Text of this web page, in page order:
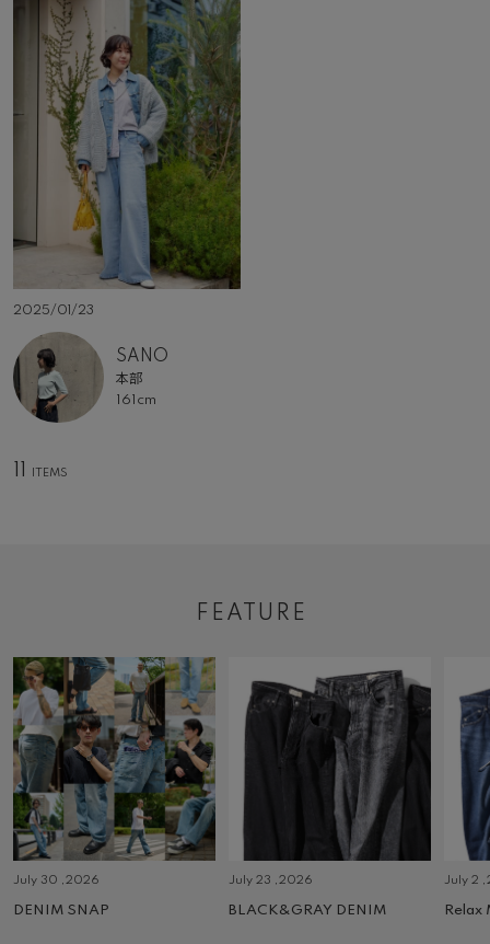
2025/01/23
SANO
本部
161cm
FEATURE
July 30 ,2026
DENIM SNAP
July 23 ,2026
BLACK&GRAY DENIM
July 2
Relax